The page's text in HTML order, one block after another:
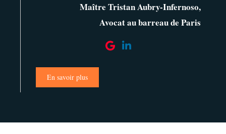
Maître Tristan Aubry-Infernoso,
Avocat au barreau de Paris
En savoir plus